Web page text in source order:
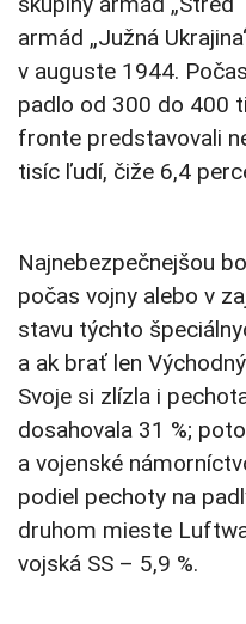
armád „Južná
v auguste 1944.
padlo od 300 do 400
fronte predstavovali
tisíc ľudí, čiže 6,4
Najnebezpečnejšou
počas vojny alebo v
stavu týchto
a ak brať len
Svoje si zlízla i
dosahovala 31 %;
a vojenské
podiel pechoty na
druhom mieste
vojská SS – 5,9 %.